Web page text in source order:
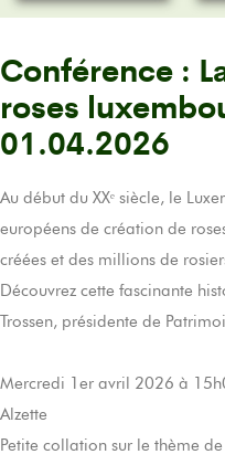
Conférence :
roses
01.04.2026
Au début du XXᵉ siècle, le
européens de création de
créées et des millions de
Découvrez cette fascinante
Trossen, présidente de
Mercredi 1er avril 2026 à
Alzette
Petite collation sur le thème